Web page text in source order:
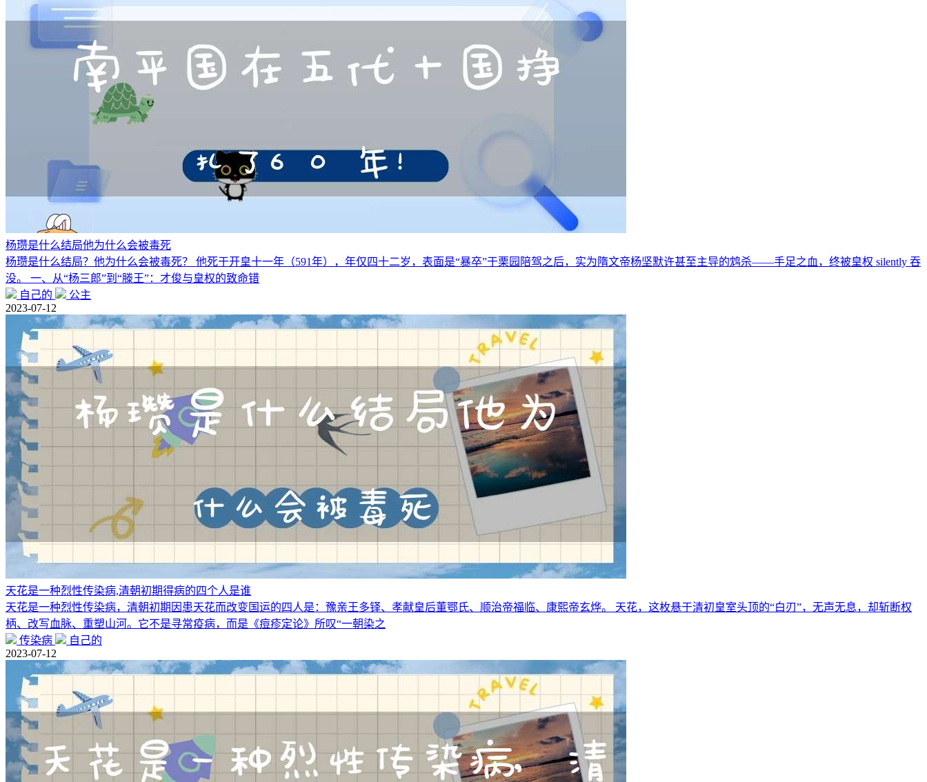
杨瓒是什么结局他为什么会被毒死
杨瓒是什么结局？他为什么会被毒死？ 他死于开皇十一年（591年），年仅四十二岁，表面是“暴卒”于栗园陪驾之后，实为隋文帝杨坚默许甚至主导的鸩杀——手足之血，终被皇权 silently 吞
没。 一、从“杨三郎”到“滕王”：才俊与皇权的致命错
自己的
公主
2023-07-12
天花是一种烈性传染病,清朝初期得病的四个人是谁
天花是一种烈性传染病，清朝初期因患天花而改变国运的四人是：豫亲王多铎、孝献皇后董鄂氏、顺治帝福临、康熙帝玄烨。 天花，这枚悬于清初皇室头顶的“白刃”，无声无息，却斩断权
柄、改写血脉、重塑山河。它不是寻常疫病，而是《痘疹定论》所叹“一朝染之
传染病
自己的
2023-07-12